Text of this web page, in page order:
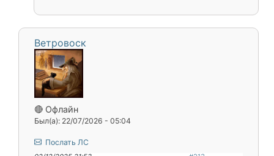
Ветровоск
🔴 Офлайн
Был(а): 22/07/2026 - 05:04
Послать ЛС